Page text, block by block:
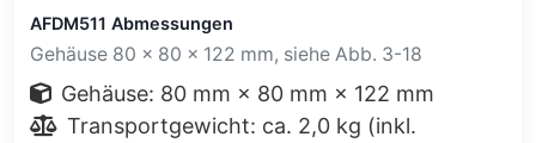
AFDM511 Abmessungen
Gehäuse 80 × 80 × 122 mm, siehe Abb. 3-18
Gehäuse: 80 mm × 80 mm × 122 mm
Transportgewicht: ca. 2,0 kg (inkl.